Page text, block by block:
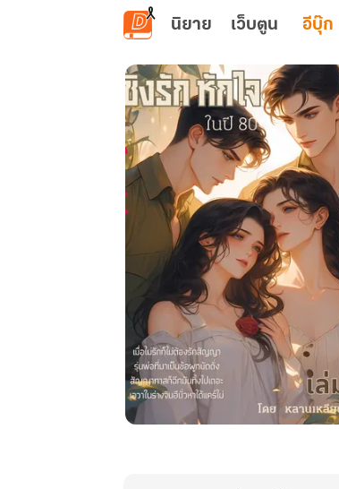
ข้ามไปยังเนื้อหาหลัก
นิยาย เว็บตูน อีบุ๊ก